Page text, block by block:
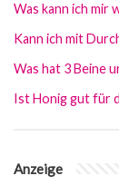
Was kann ich mir
Kann ich mit
Was hat 3 Beine
Ist Honig gut für
Anzeige